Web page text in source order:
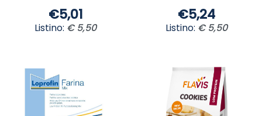
€5,01
Listino: € 5,50
€5,24
Listino: € 5,50